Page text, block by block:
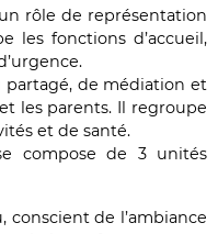
rôle de représentation
les fonctions d’accueil,
partagé, de médiation et
les parents. Il regroupe
et de santé.
compose de 3 unités
de l’ambiance